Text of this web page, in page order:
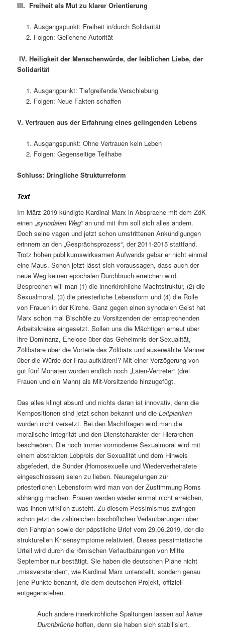
III. Freiheit als Mut zu klarer Orientierung
Ausgangspunkt: Freiheit in/durch Solidarität
Folgen: Geliehene Autorität
IV.Heiligkeit der Menschenwürde, der leiblichen Liebe, der
Solidarität
Ausgangpunkt: Tiefgreifende Verschiebung
Folgen: Neue Fakten schaffen
V. Vertrauen aus der Erfahrung eines gelingenden Lebens
Ausgangspunkt: Ohne Vertrauen kein Leben
Folgen: Gegenseitige Teilhabe
Schluss: Dringliche Strukturreform
Text
Im März 2019 kündigte Kardinal Marx in Absprache mit dem ZdK
einen „synodalen Weg“ an und mit ihm soll sich alles ändern.
Doch seine vagen und jetzt schon umstrittenen Ankündigungen
erinnern an den „Gesprächsprozess“, der 2011-2015 stattfand.
Trotz hohen publikumswirksamen Aufwands gebar er nicht einmal
eine Maus. Schon jetzt lässt sich voraussagen, dass auch der
neue Weg keinen epochalen Durchbruch erreichen wird.
Besprechen will man (1) die innerkirchliche Machtstruktur, (2) die
Sexualmoral, (3) die priesterliche Lebensform und (4) die Rolle
von Frauen in der Kirche. Ganz gegen einen synodalen Geist hat
Marx schon mal Bischöfe zu Vorsitzenden der entsprechenden
Arbeitskreise eingesetzt. Sollen uns die Mächtigen erneut über
ihre Dominanz, Ehelose über das Geheimnis der Sexualität,
Zölibatäre über die Vorteile des Zölibats und auserwählte Männer
über die Würde der Frau aufklären!? Mit einer Verzögerung von
gut fünf Monaten wurden endlich noch „Laien-Vertreter“ (drei
Frauen und ein Mann) als Mit-Vorsitzende hinzugefügt.
Das alles klingt absurd und nichts daran ist innovativ, denn die
Kernpositionen sind jetzt schon bekannt und dieLeitplanken
wurden nicht versetzt. Bei den Machtfragen wird man die
moralische Integrität und den Dienstcharakter der Hierarchen
beschwören. Die noch immer vormoderne Sexualmoral wird mit
einem abstrakten Lobpreis der Sexualität und dem Hinweis
abgefedert, die Sünder (Homosexuelle und Wiederverheiratete
eingeschlossen) seien zu lieben. Neuregelungen zur
priesterlichen Lebensform wird man von der Zustimmung Roms
abhängig machen. Frauen werden wieder einmal nicht erreichen,
was ihnen wirklich zusteht. Zu diesem Pessimismus zwingen
schon jetzt die zahlreichen bischöflichen Verlautbarungen über
den Fahrplan sowie der päpstliche Brief vom 29.06.2019, der die
strukturellen Krisensymptome relativiert. Dieses pessimistische
Urteil wird durch die römischen Verlautbarungen von Mitte
September nur bestätigt. Sie haben die deutschen Pläne nicht
„missverstanden“, wie Kardinal Marx unterstellt, sondern genau
jene Punkte benannt, die dem deutschen Projekt, offiziell
entgegenstehen.
Auch andere innerkirchliche Spaltungen lassen aufkeine
Durchbrüche hoffen, denn sie haben sich stabilisiert.